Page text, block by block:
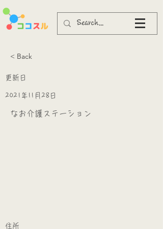
< Back
更新日
2021年11月28日
なお介護ステーション
​ ​住所